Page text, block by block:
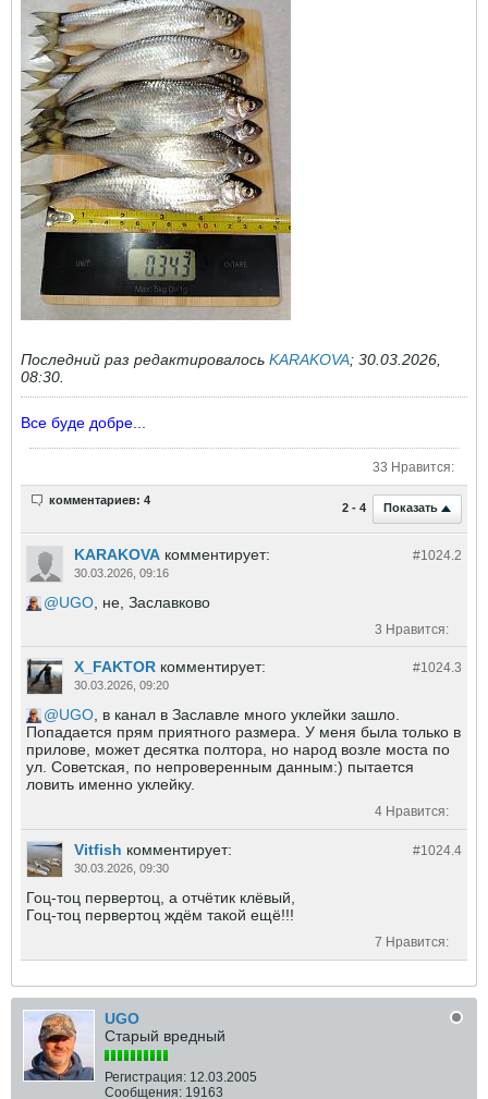
Последний раз редактировалось KARAKOVA; 30.03.2026,
08:30
Все буде добре...
33 Нравится:
2 - 4 Показать
комментариев: 4
#1024. 2
KARAKOVA комментирует:
30.03.2026, 09:16
UGO , не, Заславково
3 Нравится:
#1024.3
X_FAKTOR комментирует:
30.03.2026, 09:20
UGO, в канал в Заславле много уклейки зашло.
Попадается прям приятного размера. У меня была только в
прилове, может десятка полтора, но народ возле моста по
ул. Советская, по непроверенным данным:) пытается
ловить именно уклейку.
4 Нравится:
#1024.4
Vitfish комментирует:
30.03.2026, 09:30
Гоц-тоц первертоц, а отчëтик клëвый,
Гоц-тоц первертоц ждëм такой ещë!!!
7 Нравится:
UGO
Старый вредный
Регистрация: 12.03.2005
Сообщения: 19163